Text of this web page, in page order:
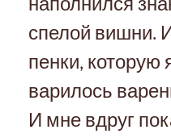
наполнился
спелой вишни.
пенки, которую
варилось
И мне вдруг